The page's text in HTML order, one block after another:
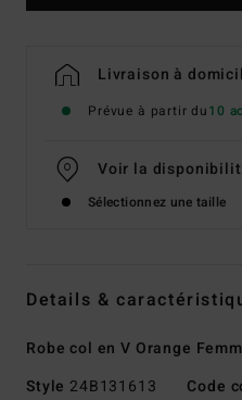
Livraison à
Prévue à partir du10
Voir la
Sélectionnez une taille
Details &
Robe col en V Orange
Style 24B131613 Code